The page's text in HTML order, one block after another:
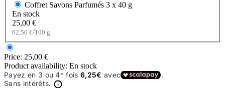
Coffret Savons Parfumés 3 x 40 g
En stock
25,00 €
62,50 €/100 g
Price: 25,00 €
Product availability: En stock